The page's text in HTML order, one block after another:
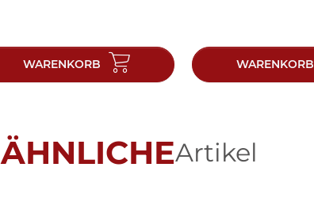
WARENKORB WARENKORB
ÄHNLICHEArtikel